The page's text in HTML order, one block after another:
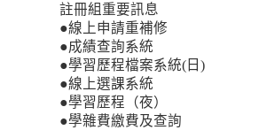
註冊組重要訊息
●線上申請重補修
●成績查詢系統
●學習歷程檔案系統(日)
●線上選課系統
●學習歷程（夜）
●學雜費繳費及查詢